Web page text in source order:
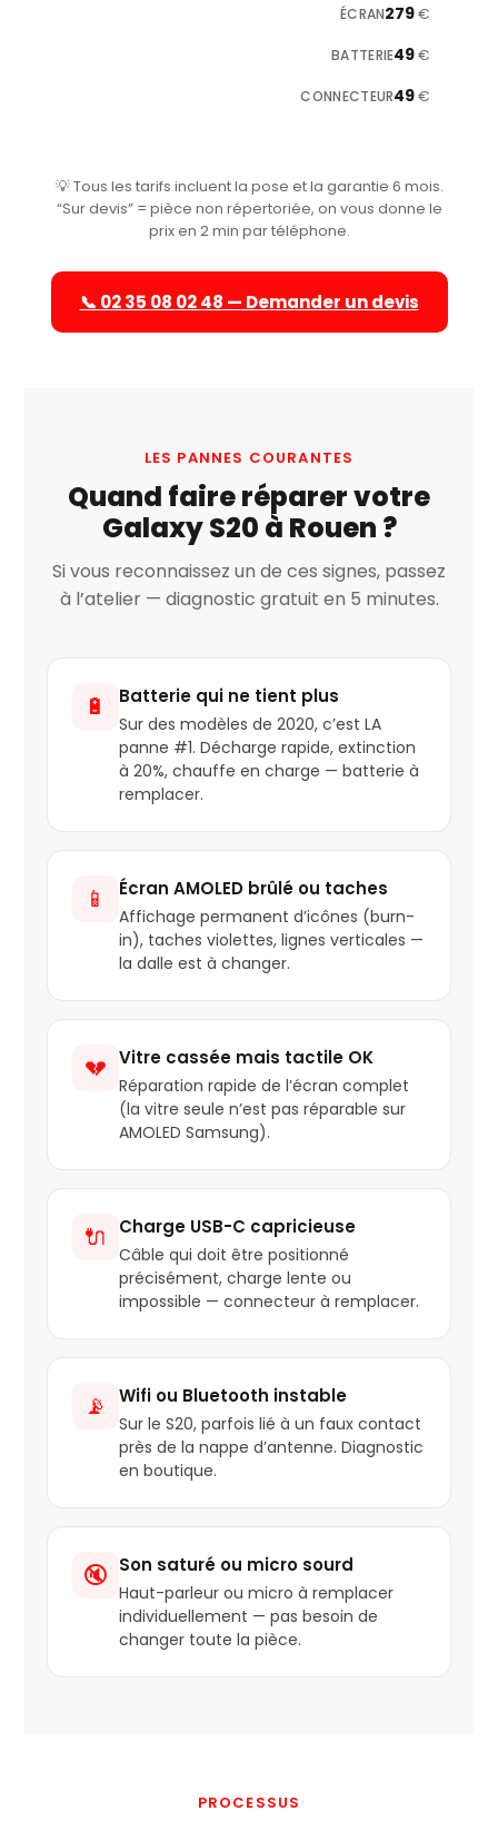
279€
49€
49€
💡 Tous les tarifs incluent la pose et la garantie 6 mois.
“Sur devis” = pièce non répertoriée, on vous donne le
prix en 2 min par téléphone.
📞 02 35 08 02 48 — Demander un devis
LES PANNES COURANTES
Quand faire réparer votre
Galaxy S20 à Rouen ?
Si vous reconnaissez un de ces signes, passez
à l’atelier — diagnostic gratuit en 5 minutes.
🔋 Batterie qui ne tient plus
Sur des modèles de 2020, c’est LA
panne #1. Décharge rapide, extinction
à 20%, chauffe en charge — batterie à
remplacer.
📱 Écran AMOLED brûlé ou taches
Affichage permanent d’icônes (burn-
in), taches violettes, lignes verticales —
la dalle est à changer.
💔 Vitre cassée mais tactile OK
Réparation rapide de l’écran complet
(la vitre seule n’est pas réparable sur
AMOLED Samsung).
🔌 Charge USB-C capricieuse
Câble qui doit être positionné
précisément, charge lente ou
impossible — connecteur à remplacer.
📡 Wifi ou Bluetooth instable
Sur le S20, parfois lié à un faux contact
près de la nappe d’antenne. Diagnostic
en boutique.
🔇 Son saturé ou micro sourd
Haut-parleur ou micro à remplacer
individuellement — pas besoin de
changer toute la pièce.
PROCESSUS